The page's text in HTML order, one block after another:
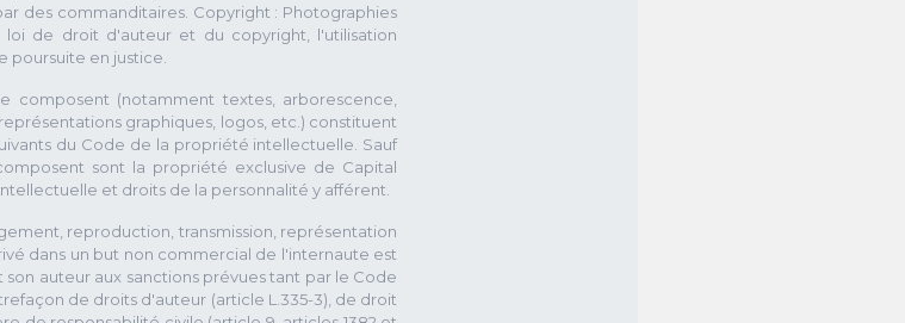
des commanditaires. Copyright : Photographies
de droit d'auteur et du copyright, l'utilisation
poursuite en justice.
composent (notamment textes, arborescence,
graphiques, logos, etc.) constituent
du Code de la propriété intellectuelle. Sauf
sont la propriété exclusive de Capital
et droits de la personnalité y afférent.
reproduction, transmission, représentation
dans un but non commercial de l'internaute est
auteur aux sanctions prévues tant par le Code
de droits d'auteur (article L.335-3), de droit